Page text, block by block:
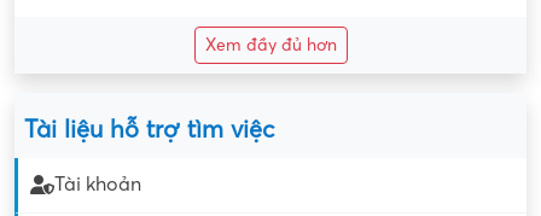
Xem đầy đủ hơn
Tài liệu hỗ trợ tìm việc
Tài khoản